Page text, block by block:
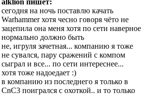
alklion пишет:
сегодня на ночь поставлю качать
Warhammer хотя чесно говоря чёто не
зацепила она меня хотя по сети наверное
нормально должно быть
не, игруля зачетная... компанию я тоже
не сувался, пару сражений с компом
сыграл и все... по сети интереснее...
хотя тоже надоедает :)
в компанию из последнего я только в
CnC3 поигрался с охоткой.. и то только